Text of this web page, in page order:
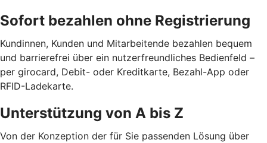
Sofort bezahlen ohne Registrierung
Kundinnen, Kunden und Mitarbeitende bezahlen bequem
und barrierefrei über ein nutzerfreundliches Bedienfeld –
per girocard, Debit- oder Kreditkarte, Bezahl-App oder
RFID-Ladekarte.
Unterstützung von A bis Z
Von der Konzeption der für Sie passenden Lösung über